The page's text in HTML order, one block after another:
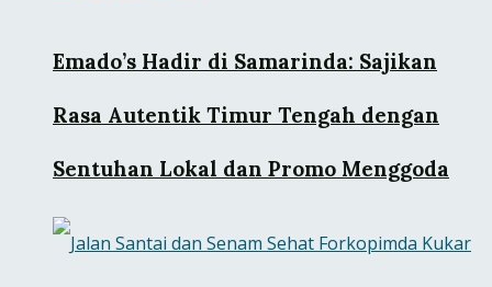
Emado’s Hadir di Samarinda: Sajikan
Rasa Autentik Timur Tengah dengan
Sentuhan Lokal dan Promo Menggoda